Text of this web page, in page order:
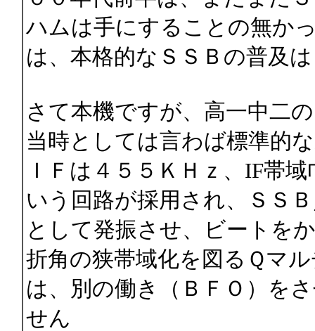
ハムは手にすることの無か
は、本格的なＳＳＢの普及
さて本機ですが、高一中二
当時としては言わば標準的
ＩＦは４５５ＫＨｚ、IF帯
いう回路が採用され、ＳＳ
として発振させ、ビートを
折角の狭帯域化を図るＱマ
は、別の働き（ＢＦＯ）を
せん